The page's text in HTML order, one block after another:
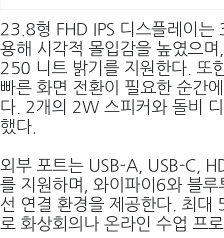
23.8형 FHD IPS 디스플레이는
용해 시각적 몰입감을 높였으
250 니트 밝기를 지원한다. 또
빠른 화면 전환이 필요한 순간
다. 2개의 2W 스피커와 돌비
했다.
외부 포트는 USB-A, USB-C,
를 지원하며, 와이파이6와 블
선 연결 환경을 제공한다. 최대
로 화상회의나 온라인 수업 프